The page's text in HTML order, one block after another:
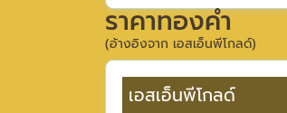
ราคาทองคำ
(อ้างอิงจาก เอสเอ็นพีโกลด์)
เอสเอ็นพีโกลด์